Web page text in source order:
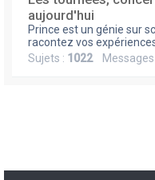
aujourd'hui
Prince est un génie sur
racontez vos
Sujets : 1022Messages